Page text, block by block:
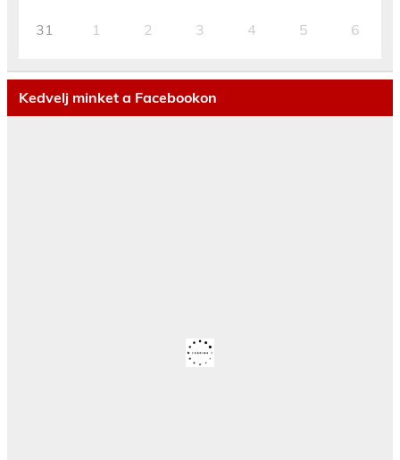
31 1 2 3 4 5 6
Kedvelj minket a Facebookon